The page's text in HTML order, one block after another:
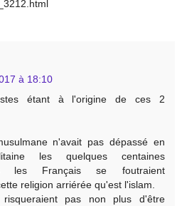
à 18:10
étant à l'origine de ces 2
n'avait pas dépassé en
les quelques centaines
les Français se foutraient
religion arriérée qu'est l'islam.
pas non plus d'être